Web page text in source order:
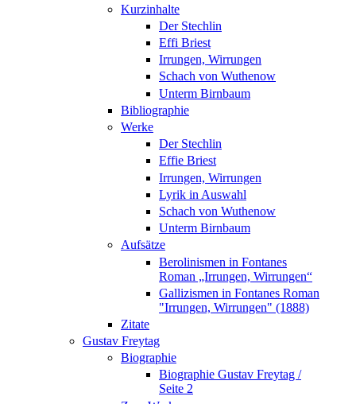
Kurzinhalte
Der Stechlin
Effi Briest
Irrungen, Wirrungen
Schach von Wuthenow
Unterm Birnbaum
Bibliographie
Werke
Der Stechlin
Effie Briest
Irrungen, Wirrungen
Lyrik in Auswahl
Schach von Wuthenow
Unterm Birnbaum
Aufsätze
Berolinismen in Fontanes
Roman „Irrungen, Wirrungen“
Gallizismen in Fontanes Roman
"Irrungen, Wirrungen" (1888)
Zitate
Gustav Freytag
Biographie
Biographie Gustav Freytag /
Seite 2